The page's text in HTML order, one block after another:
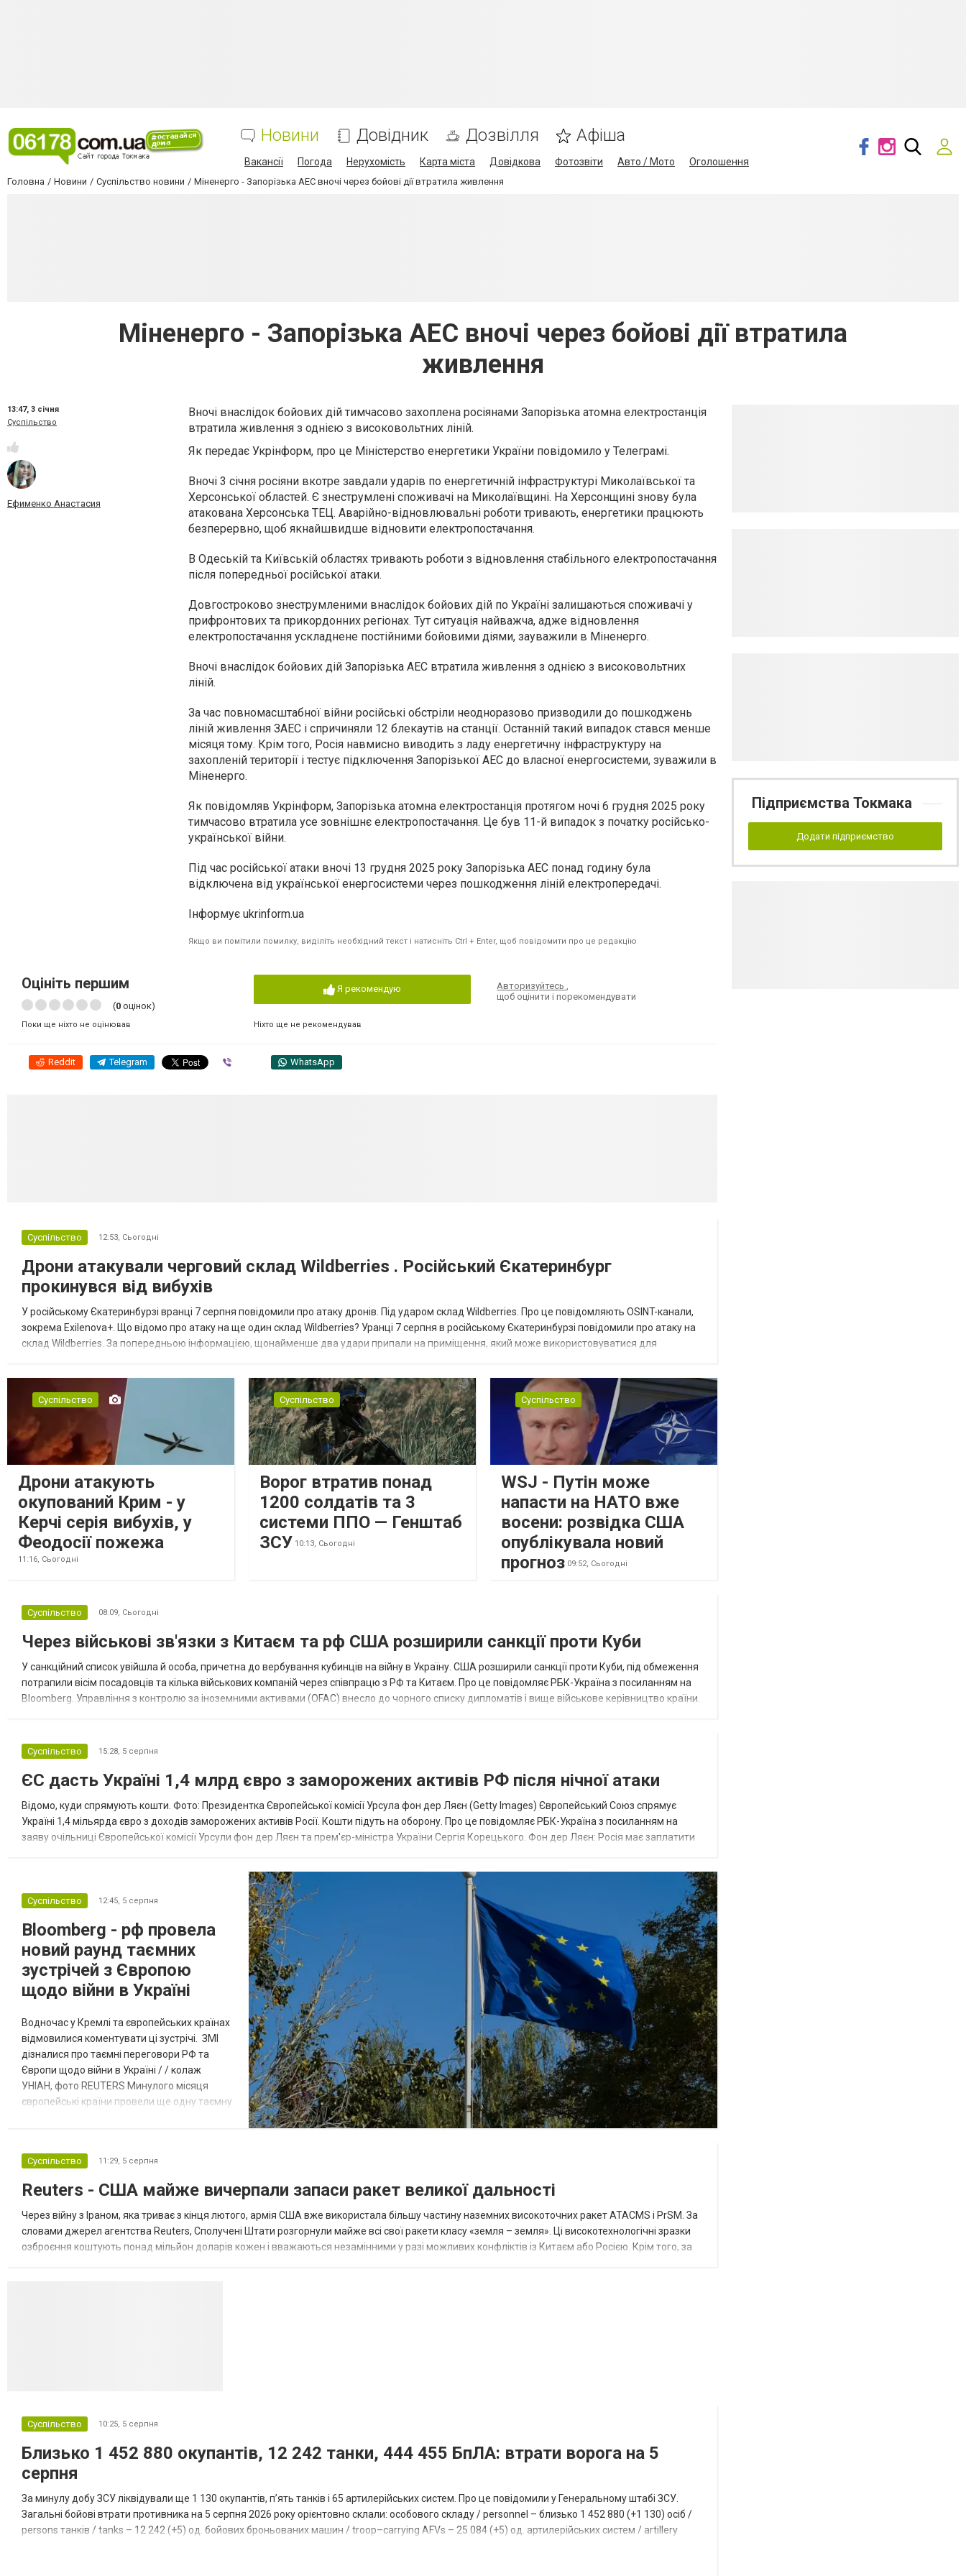
Новини Довідник Дозвілля Афіша
Вакансії Погода Нерухомість Карта міста Довідкова Фотозвіти Авто / Мото Оголошення
Головна Новини Суспільство новини Міненерго - Запорізька АЕС вночі через бойові дії втратила живлення
Міненерго - Запорізька АЕС вночі через бойові дії втратила
живлення
13:47, 3 січня
Суспільство
Ефименко Анастасия
Вночі внаслідок бойових дій тимчасово захоплена росіянами Запорізька атомна електростанція
втратила живлення з однією з високовольтних ліній.
Як передає Укрінформ, про це Міністерство енергетики України повідомило у Телеграмі.
Вночі 3 січня росіяни вкотре завдали ударів по енергетичній інфраструктурі Миколаївської та
Херсонської областей. Є знеструмлені споживачі на Миколаївщині. На Херсонщині знову була
атакована Херсонська ТЕЦ. Аварійно-відновлювальні роботи тривають, енергетики працюють
безперервно, щоб якнайшвидше відновити електропостачання.
В Одеській та Київській областях тривають роботи з відновлення стабільного електропостачання
після попередньої російської атаки.
Довгостроково знеструмленими внаслідок бойових дій по Україні залишаються споживачі у
прифронтових та прикордонних регіонах. Тут ситуація найважча, адже відновлення
електропостачання ускладнене постійними бойовими діями, зауважили в Міненерго.
Вночі внаслідок бойових дій Запорізька АЕС втратила живлення з однією з високовольтних
ліній.
За час повномасштабної війни російські обстріли неодноразово призводили до пошкоджень
ліній живлення ЗАЕС і спричиняли 12 блекаутів на станції. Останній такий випадок стався менше
місяця тому. Крім того, Росія навмисно виводить з ладу енергетичну інфраструктуру на
захопленій території і тестує підключення Запорізької АЕС до власної енергосистеми, зуважили в
Міненерго.
Як повідомляв Укрінформ, Запорізька атомна електростанція протягом ночі 6 грудня 2025 року
тимчасово втратила усе зовнішнє електропостачання. Це був 11-й випадок з початку російсько-
української війни.
Під час російської атаки вночі 13 грудня 2025 року Запорізька АЕС понад годину була
відключена від української енергосистеми через пошкодження ліній електропередачі.
Інформує ukrinform.ua
Якщо ви помітили помилку, виділіть необхідний текст і натисніть Ctrl + Enter, щоб повідомити про це редакцію
Оцініть першим
(0 оцінок)
Поки ще ніхто не оцінював
Я рекомендую
Ніхто ще не рекомендував
Авторизуйтесь,
щоб оцінити і порекомендувати
Reddit Telegram WhatsApp
Суспільство 12:53, Сьогодні
Дрони атакували черговий склад Wildberries . Російський Єкатеринбург
прокинувся від вибухів
У російському Єкатеринбурзі вранці 7 серпня повідомили про атаку дронів. Під ударом склад Wildberries. Про це повідомляють OSINT-канали,
зокрема Exilenova+. Що відомо про атаку на ще один склад Wildberries? Уранці 7 серпня в російському Єкатеринбурзі повідомили про атаку на
склад Wildberries. За попередньою інформацією, щонайменше два удари припали на приміщення, який може використовуватися для
Суспільство
Дрони атакують
окупований Крим - у
Керчі серія вибухів, у
Феодосії пожежа
11:16, Сьогодні
Суспільство
Ворог втратив понад
1200 солдатів та 3
системи ППО — Генштаб
ЗСУ 10:13, Сьогодні
Суспільство
WSJ - Путін може
напасти на НАТО вже
восени: розвідка США
опублікувала новий
прогноз 09:52, Сьогодні
Суспільство 08:09, Сьогодні
Через військові зв'язки з Китаєм та рф США розширили санкції проти Куби
У санкційний список увійшла й особа, причетна до вербування кубинців на війну в Україну. США розширили санкції проти Куби, під обмеження
потрапили вісім посадовців та кілька військових компаній через співпрацю з РФ та Китаєм. Про це повідомляє РБК-Україна з посиланням на
Bloomberg. Управління з контролю за іноземними активами (OFAC) внесло до чорного списку дипломатів і вище військове керівництво країни.
Суспільство 15:28, 5 серпня
ЄС дасть Україні 1,4 млрд євро з заморожених активів РФ після нічної атаки
Відомо, куди спрямують кошти. Фото: Президентка Європейської комісії Урсула фон дер Ляєн (Getty Images) Європейський Союз спрямує
Україні 1,4 мільярда євро з доходів заморожених активів Росії. Кошти підуть на оборону. Про це повідомляє РБК-Україна з посиланням на
заяву очільниці Європейської комісії Урсули фон дер Ляєн та прем'єр-міністра України Сергія Корецького. Фон дер Ляєн: Росія має заплатити
Суспільство 12:45, 5 серпня
Bloomberg - рф провела
новий раунд таємних
зустрічей з Європою
щодо війни в Україні
Водночас у Кремлі та європейських країнах
відмовилися коментувати ці зустрічі. ЗМІ
дізналися про таємні переговори РФ та
Європи щодо війни в Україні / / колаж
УНІАН, фото REUTERS Минулого місяця
європейські країни провели ще одну таємну
зі сторони Європи до цих переговорів
долучилися колишні високопосадовці
Великої Британії, Франції, Німеччини та Р...
Суспільство 11:29, 5 серпня
Reuters - США майже вичерпали запаси ракет великої дальності
Через війну з Іраном, яка триває з кінця лютого, армія США вже використала більшу частину наземних високоточних ракет ATACMS і PrSM. За
словами джерел агентства Reuters, Сполучені Штати розгорнули майже всі свої ракети класу «земля – земля». Ці високотехнологічні зразки
озброєння коштують понад мільйон доларів кожен і вважаються незамінними у разі можливих конфліктів із Китаєм або Росією. Крім того, за
Суспільство 10:25, 5 серпня
Близько 1 452 880 окупантів, 12 242 танки, 444 455 БпЛА: втрати ворога на 5
серпня
За минулу добу ЗСУ ліквідували ще 1 130 окупантів, пʼять танків і 65 артилерійських систем. Про це повідомили у Генеральному штабі ЗСУ.
Загальні бойові втрати противника на 5 серпня 2026 року орієнтовно склали: особового складу / personnel – близько 1 452 880 (+1 130) осіб /
persons танків / tanks – 12 242 (+5) од. бойових броньованих машин / troop–carrying AFVs – 25 084 (+5) од. артилерійських систем / artillery
Підприємства Токмака
Додати підприємство